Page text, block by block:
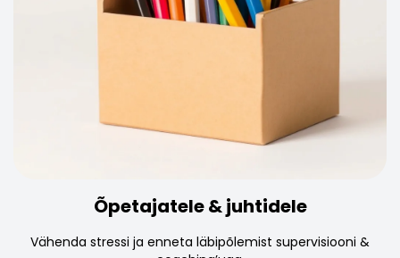
Õpetajatele & juhtidele
Vähenda stressi ja enneta läbipõlemist supervisiooni &